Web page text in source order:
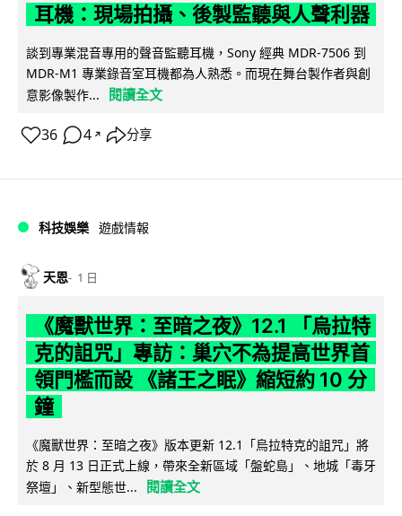
耳機：現場拍攝、後製監聽與人聲利器
談到專業混音專用的聲音監聽耳機，Sony 經典 MDR-7506 到
MDR-M1 專業錄音室耳機都為人熟悉。而現在舞台製作者與創
意影像製作...
閱讀全文
36 4 ↗ 分享
科技娛樂 遊戲情報
天恩 1 日
《魔獸世界：至暗之夜》12.1 「烏拉特
克的詛咒」專訪：巢穴不為提高世界首
領門檻而設 《諸王之眠》縮短約 10 分
鐘
《魔獸世界：至暗之夜》版本更新 12.1「烏拉特克的詛咒」將
於 8 月 13 日正式上線，帶來全新區域「盤蛇島」、地城「毒牙
祭壇」、新型態世...
閱讀全文